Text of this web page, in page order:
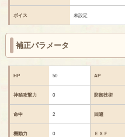
ボイス 未設定
補正パラメータ
HP 50 AP
神秘攻撃力 0 防御技術
命中 2 回避
機動力 0 ＥＸＦ